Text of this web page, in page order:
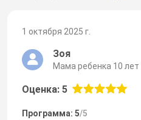
1 октября 2025 г.
Зоя
Мама ребенка 10 лет
Оценка: 5
Программа: 5/5